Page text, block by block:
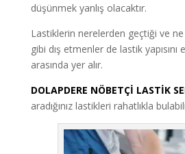
düşünmek yanlış olacaktır.
Lastiklerin nerelerden geçtiği ve
gibi dış etmenler de lastik
arasında yer alır.
DOLAPDERE NÖBETÇİ LASTİK
aradığınız lastikleri rahatlıkla